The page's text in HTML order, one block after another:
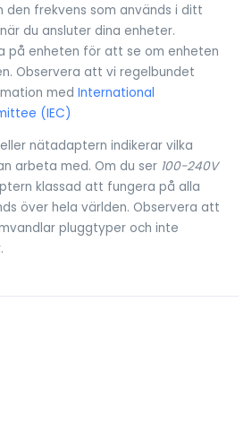
den frekvens som används i ditt
du ansluter dina enheter.
på enheten för att se om enheten
Observera att vi regelbundet
med International
(IEC)
nätadaptern indikerar vilka
arbeta med. Om du ser 100-240V
klassad att fungera på alla
över hela världen. Observera att
pluggtyper och inte